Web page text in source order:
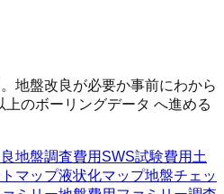
地盤改良が必要か事前にわから
のボーリングデータ へ進める
地盤調査費用 SWS試験費用土
マップ液状化マップ地盤チェッ